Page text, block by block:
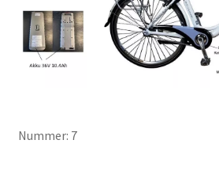
Nummer: 7